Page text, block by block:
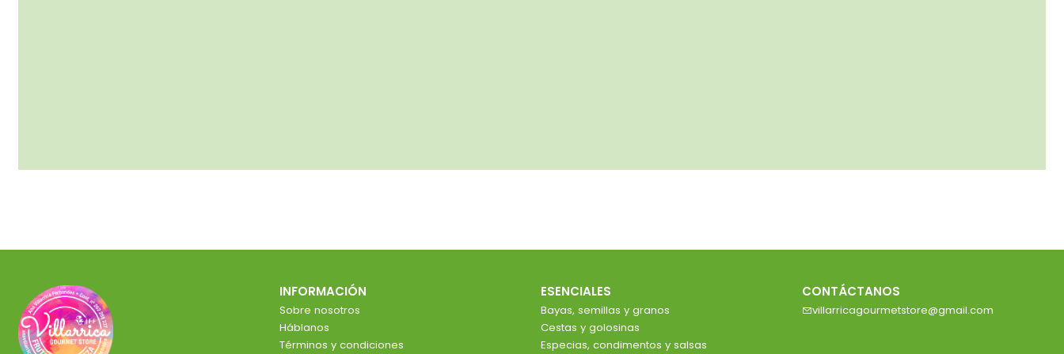
INFORMACIÓN
Sobre nosotros
Háblanos
Términos y condiciones
ESENCIALES
Bayas, semillas y granos
Cestas y golosinas
Especias, condimentos y salsas
CONTÁCTANOS
villarricagourmetstore@gmail.com